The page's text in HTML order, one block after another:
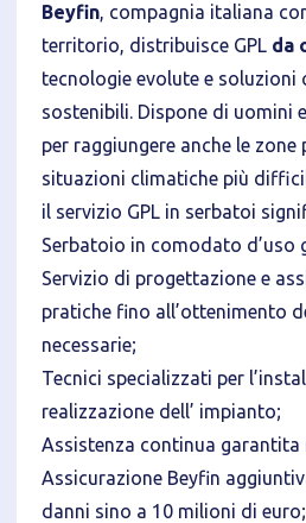
Beyfin, compagnia italiana
territorio, distribuisce GPL da
tecnologie evolute e soluzioni
sostenibili. Dispone di uomini
per raggiungere anche le zone
situazioni climatiche più
il servizio GPL in serbatoi
Serbatoio in comodato d’uso
Servizio di progettazione e
pratiche fino all’ottenimento
necessarie;
Tecnici specializzati per
realizzazione dell’ impianto;
Assistenza continua garantita
Assicurazione Beyfin
danni sino a 10 milioni di euro;